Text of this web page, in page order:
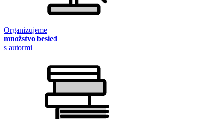
Organizujeme
množstvo besied
s autormi